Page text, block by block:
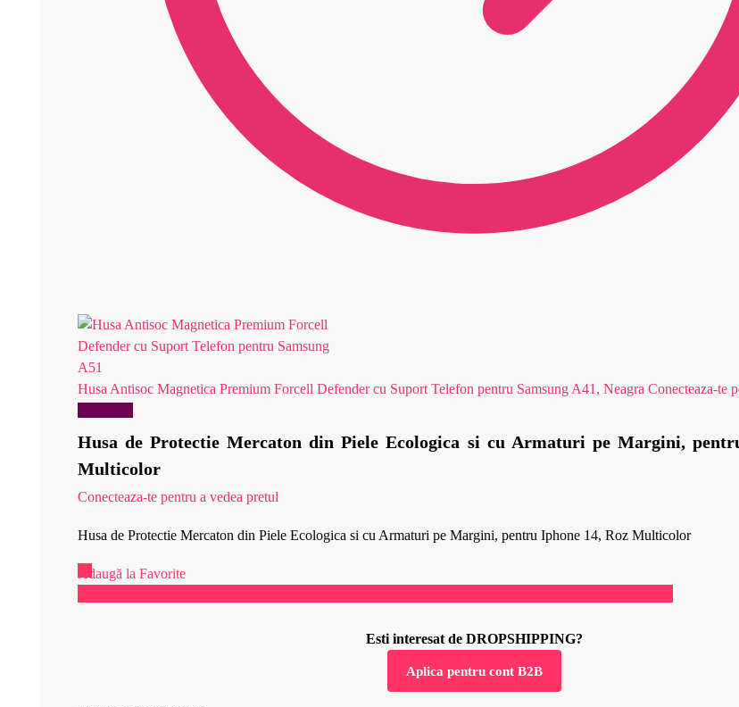
Husa Antisoc Magnetica Premium Forcell Defender cu Suport Telefon pentru Samsung A41, Neagra Conecteaza-te
Husa de Protectie Mercaton din Piele Ecologica si cu Armaturi pe Margini,
Multicolor
Conecteaza-te pentru a vedea pretul
Husa de Protectie Mercaton din Piele Ecologica si cu Armaturi pe Margini, pentru Iphone 14, Roz Multicolor
Adaugă la Favorite
Esti interesat de DROPSHIPPING?
Aplica pentru cont B2B